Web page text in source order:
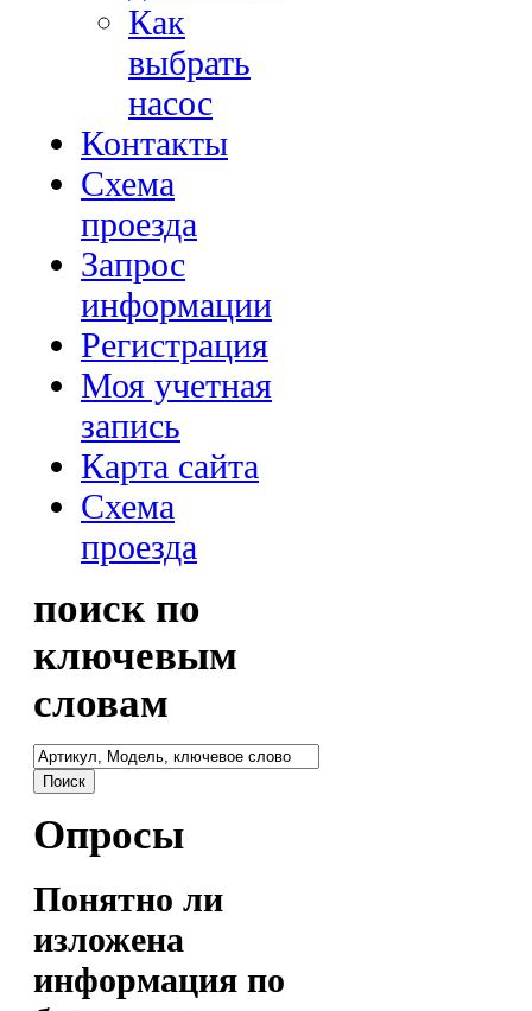
Как
выбрать
насос
Контакты
Схема
проезда
Запрос
информации
Регистрация
Моя учетная
запись
Карта сайта
Схема
проезда
поиск по
ключевым
словам
Опросы
Понятно ли
изложена
информация по